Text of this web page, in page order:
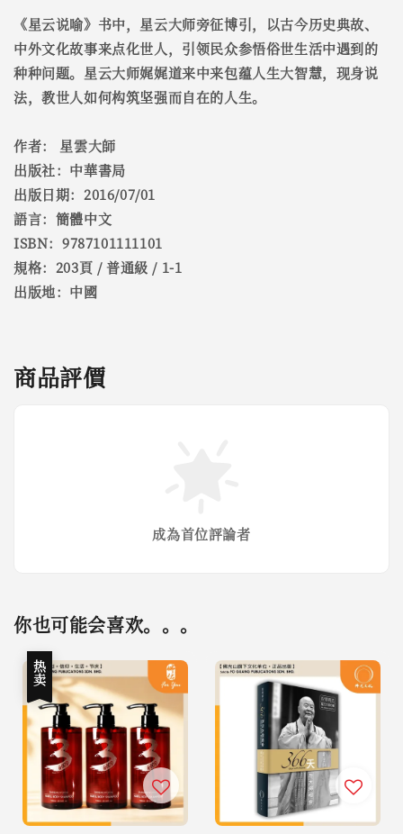
《星云说喻》书中，星云大师旁征博引，以古今历史典故、
中外文化故事来点化世人，引领民众参悟俗世生活中遇到的
种种问题。星云大师娓娓道来中来包蕴人生大智慧，现身说
法，教世人如何构筑坚强而自在的人生。
作者： 星雲大師
出版社：中華書局
出版日期：2016/07/01
語言：簡體中文
ISBN：9787101111101
規格：203頁 / 普通級 / 1-1
出版地：中國
商品評價
成為首位評論者
你也可能会喜欢。。。
热卖